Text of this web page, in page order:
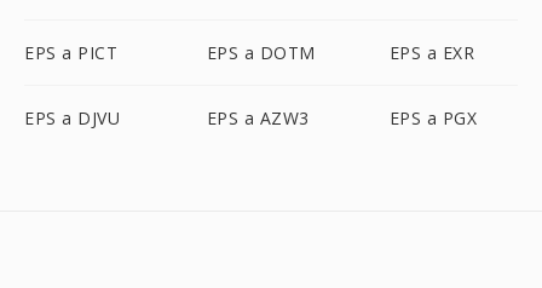
EPS a PICT EPS a DOTM EPS a EXR
EPS a DJVU EPS a AZW3 EPS a PGX